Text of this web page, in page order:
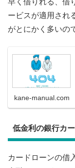
ービスが適用され
がとにかく多いの
kane-manual.com
低金利の銀行カ
カードローンの借